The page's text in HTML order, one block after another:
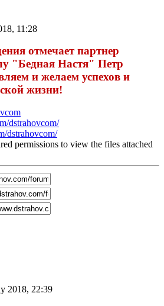
11:28
отмечает партнер
"Бедная Настя" Петр
и желаем успехов и
жизни!
dstrahovcom/
dstrahovcom/
permissions to view the files attached
2018, 22:39